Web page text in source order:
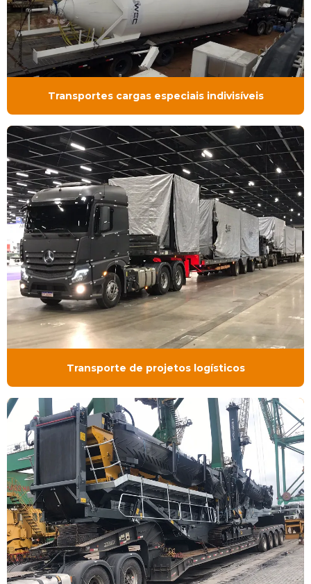
Transportes cargas especiais indivisíveis
Transporte de projetos logísticos